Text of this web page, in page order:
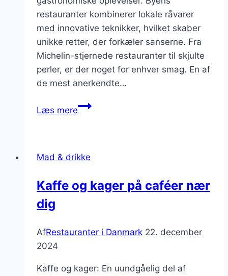
restauranter kombinerer lokale råvarer
med innovative teknikker, hvilket skaber
unikke retter, der forkæler sanserne. Fra
Michelin-stjernede restauranter til skjulte
perler, er der noget for enhver smag. En af
de mest anerkendte…
Læs mereRestauranter
i
Mad & drikke
Kaffe og kager på caféer nær
dig
AfRestauranter i Danmark 22. december
2024
Kaffe og kager: En uundgåelig del af